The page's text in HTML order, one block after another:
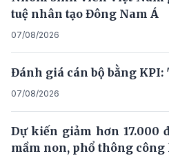
tuệ nhân tạo Đông Nam Á
07/08/2026
Đánh giá cán bộ bằng
07/08/2026
Dự kiến giảm hơn 17.000
mầm non, phổ thông công